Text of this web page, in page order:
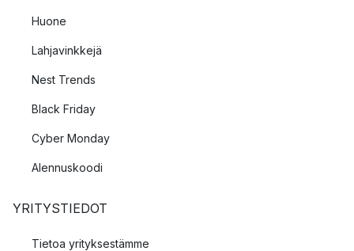
Huone
Lahjavinkkejä
Nest Trends
Black Friday
Cyber Monday
Alennuskoodi
YRITYSTIEDOT
Tietoa yrityksestämme